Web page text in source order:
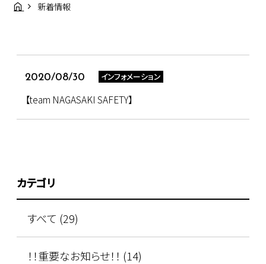
新着情報
2020/08/30 インフォメーション
【team NAGASAKI SAFETY】
カテゴリ
すべて (29)
！！重要なお知らせ！！ (14)